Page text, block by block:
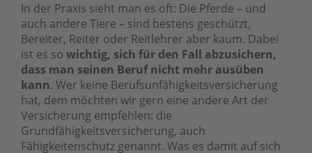
In der Praxis sieht man es oft: Die Pferde – und
auch andere Tiere – sind bestens geschützt,
Bereiter, Reiter oder Reitlehrer aber kaum. Dabei
ist es so wichtig, sich für den Fall abzusichern,
dass man seinen Beruf nicht mehr ausüben
kann. Wer keine Berufsunfähigkeitsversicherung
hat, dem möchten wir gern eine andere Art der
Versicherung empfehlen: die
Grundfähigkeitsversicherung, auch
Fähigkeitenschutz genannt. Was es damit auf sich